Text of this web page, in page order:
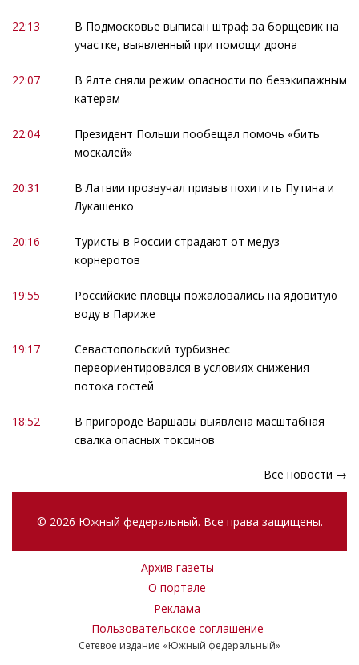
22:13
В Подмосковье выписан штраф за борщевик на
участке, выявленный при помощи дрона
22:07
В Ялте сняли режим опасности по безэкипажным
катерам
22:04
Президент Польши пообещал помочь «бить
москалей»
20:31
В Латвии прозвучал призыв похитить Путина и
Лукашенко
20:16
Туристы в России страдают от медуз-
корнеротов
19:55
Российские пловцы пожаловались на ядовитую
воду в Париже
19:17
Севастопольский турбизнес
переориентировался в условиях снижения
потока гостей
18:52
В пригороде Варшавы выявлена масштабная
свалка опасных токсинов
Все новости →
© 2026 Южный федеральный. Все права защищены.
Архив газеты
О портале
Реклама
Пользовательское соглашение
Сетевое издание «Южный федеральный»